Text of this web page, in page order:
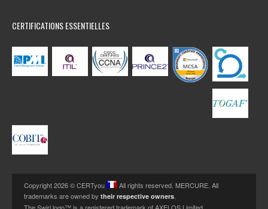
CERTIFICATIONS ESSENTIELLES
Copyright 2026 © CERTyou
All rights reserved. MERCURE. All
trademarks are owned by their respective owners.